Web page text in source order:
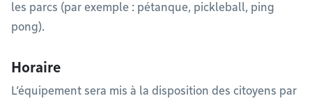
les parcs (par exemple : pétanque, pickleball, ping
pong).
Horaire
L’équipement sera mis à la disposition des citoyens par